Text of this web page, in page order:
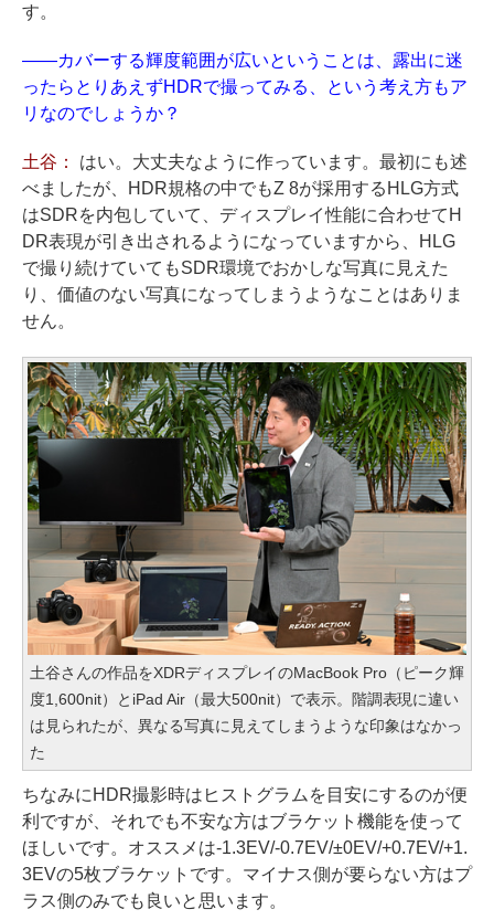
す。
——カバーする輝度範囲が広いということは、露出に迷
ったらとりあえずHDRで撮ってみる、という考え方もア
リなのでしょうか？
土谷： はい。大丈夫なように作っています。最初にも述
べましたが、HDR規格の中でもZ 8が採用するHLG方式
はSDRを内包していて、ディスプレイ性能に合わせてH
DR表現が引き出されるようになっていますから、HLG
で撮り続けていてもSDR環境でおかしな写真に見えた
り、価値のない写真になってしまうようなことはありま
せん。
土谷さんの作品をXDRディスプレイのMacBook Pro（ピーク輝
度1,600nit）とiPad Air（最大500nit）で表示。階調表現に違い
は見られたが、異なる写真に見えてしまうような印象はなかっ
た
ちなみにHDR撮影時はヒストグラムを目安にするのが便
利ですが、それでも不安な方はブラケット機能を使って
ほしいです。オススメは-1.3EV/-0.7EV/±0EV/+0.7EV/+1.
3EVの5枚ブラケットです。マイナス側が要らない方はプ
ラス側のみでも良いと思います。